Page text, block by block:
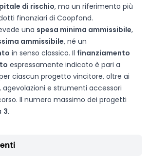
di rischio, ma un riferimento più
finanziari di Coopfond.
una spesa minima ammissibile,
ammissibile, né un
in senso classico. Il finanziamento
espressamente indicato è pari a
ciascun progetto vincitore, oltre ai
agevolazioni e strumenti accessori
Il numero massimo dei progetti
3.